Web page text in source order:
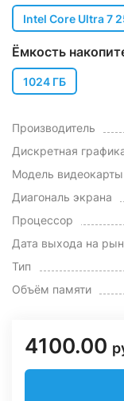
Intel Core Ultra 7
Ёмкость
1024 ГБ
Производитель
Дискретная
Модель видеокарты
Диагональ экрана
Процессор
Дата выхода на
Тип
Объём памяти
4100.00